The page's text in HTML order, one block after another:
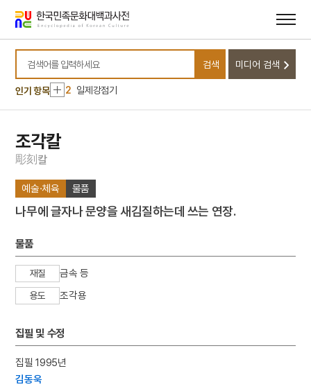
바로가기
바로가기
검색어를 입력하세요
검색 미디어 검색
인기 항목
10 김문기
1 금성대군
2 일제강점기
3 명빈묘
서희
8 광주학생운동
10 김문기
1 금성대군
2
일제강점기
5
조각칼
彫刻칼
예술·체육 물품
나무에 글자나 문양을 새김질하는데 쓰는 연장.
물품
재질 금속 등
용도 조각용
집필 및 수정
집필 1995년
김동욱